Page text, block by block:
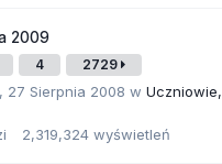
2009
4 2729
, 27 Sierpnia 2008 w Uczniowie,
2,319,324 wyświetleń